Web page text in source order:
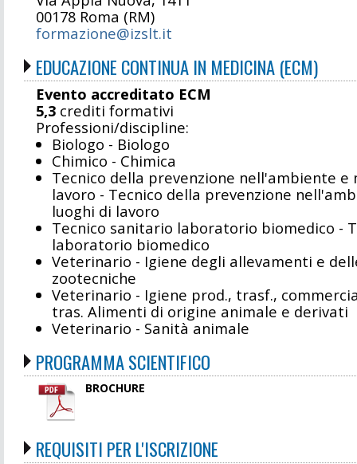
00178 Roma (RM)
formazione@izslt.it
EDUCAZIONE CONTINUA IN MEDICINA (ECM)
Evento accreditato ECM
5,3 crediti formativi
Professioni/discipline:
Biologo - Biologo
Chimico - Chimica
Tecnico della prevenzione nell'ambiente e
lavoro - Tecnico della prevenzione
luoghi di lavoro
Tecnico sanitario laboratorio biomedico -
laboratorio biomedico
Veterinario - Igiene degli allevamenti e
zootecniche
Veterinario - Igiene prod., trasf.,
tras. Alimenti di origine animale e derivati
Veterinario - Sanità animale
PROGRAMMA SCIENTIFICO
BROCHURE
REQUISITI PER L'ISCRIZIONE